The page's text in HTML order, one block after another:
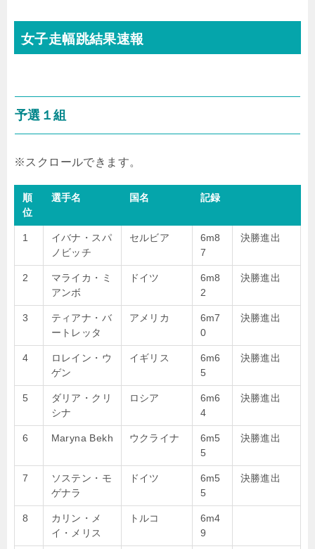
女子走幅跳結果速報
予選１組
順
位
選手名 国名 記録
1
イバナ・スパ
ノビッチ
セルビア
6m8
7
決勝進出
2
マライカ・ミ
アンボ
ドイツ
6m8
2
決勝進出
3
ティアナ・バ
ートレッタ
アメリカ
6m7
0
決勝進出
4
ロレイン・ウ
ゲン
イギリス
6m6
5
決勝進出
5
ダリア・クリ
シナ
ロシア
6m6
4
決勝進出
6 Maryna Bekh ウクライナ
6m5
5
決勝進出
7
ソステン・モ
ゲナラ
ドイツ
6m5
5
決勝進出
8
カリン・メ
イ・メリス
トルコ
6m4
9